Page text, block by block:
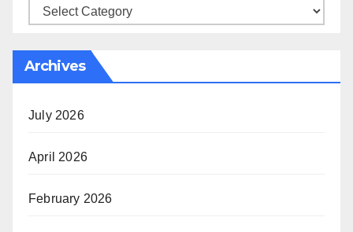
Categories
Archives
July 2026
April 2026
February 2026